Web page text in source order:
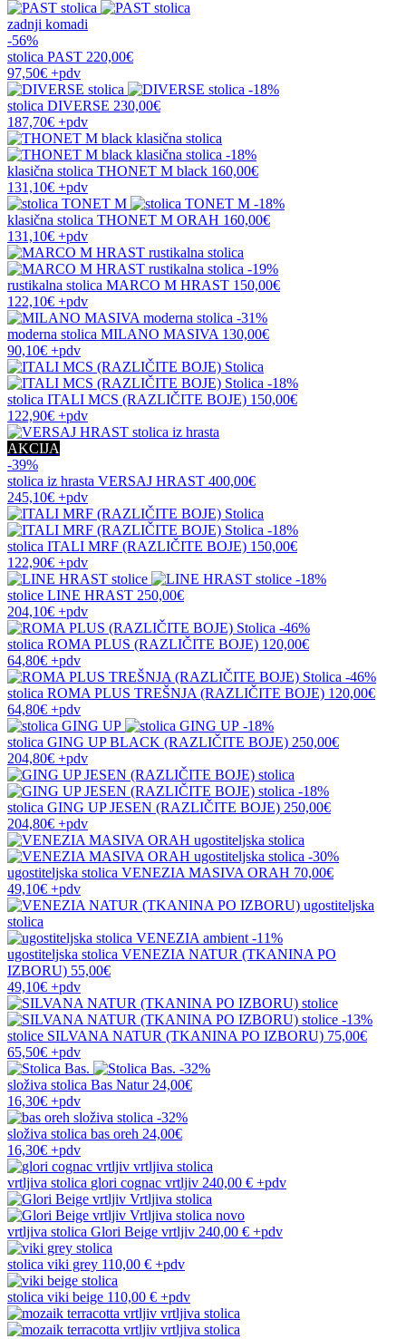
zadnji komadi
-56%
stolica PAST 220,00€
97,50€ +pdv
-18%
stolica DIVERSE 230,00€
187,70€ +pdv
-18%
klasična stolica THONET M black 160,00€
131,10€ +pdv
-18%
klasična stolica THONET M ORAH 160,00€
131,10€ +pdv
-19%
rustikalna stolica MARCO M HRAST 150,00€
122,10€ +pdv
-31%
moderna stolica MILANO MASIVA 130,00€
90,10€ +pdv
-18%
stolica ITALI MCS (RAZLIČITE BOJE) 150,00€
122,90€ +pdv
AKCIJA
-39%
stolica iz hrasta VERSAJ HRAST 400,00€
245,10€ +pdv
-18%
stolica ITALI MRF (RAZLIČITE BOJE) 150,00€
122,90€ +pdv
-18%
stolice LINE HRAST 250,00€
204,10€ +pdv
-46%
stolica ROMA PLUS (RAZLIČITE BOJE) 120,00€
64,80€ +pdv
-46%
stolica ROMA PLUS TREŠNJA (RAZLIČITE BOJE) 120,00€
64,80€ +pdv
-18%
stolica GING UP BLACK (RAZLIČITE BOJE) 250,00€
204,80€ +pdv
-18%
stolica GING UP JESEN (RAZLIČITE BOJE) 250,00€
204,80€ +pdv
-30%
ugostiteljska stolica VENEZIA MASIVA ORAH 70,00€
49,10€ +pdv
-11%
ugostiteljska stolica VENEZIA NATUR (TKANINA PO
IZBORU) 55,00€
49,10€ +pdv
-13%
stolice SILVANA NATUR (TKANINA PO IZBORU) 75,00€
65,50€ +pdv
-32%
složiva stolica Bas Natur 24,00€
16,30€ +pdv
-32%
složiva stolica bas oreh 24,00€
16,30€ +pdv
vrtljiva stolica glori cognac vrtljiv 240,00 € +pdv
novo
vrtljiva stolica Glori Beige vrtljiv 240,00 € +pdv
stolica viki grey 110,00 € +pdv
stolica viki beige 110,00 € +pdv